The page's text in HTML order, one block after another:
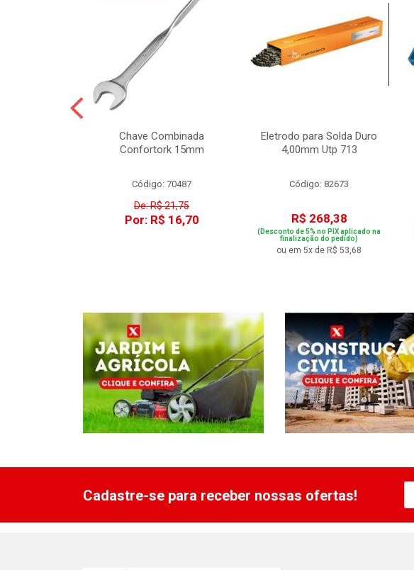
Chave Combinada
Confortork 15mm
Código: 70487
De: R$ 21,75
Por: R$ 16,70
Eletrodo para Solda Duro
4,00mm Utp 713
Código: 82673
R$ 268,38
(Desconto de 5% no PIX aplicado na
finalização do pedido)
ou em 5x de R$ 53,68
Cadastre-se para receber nossas ofertas!